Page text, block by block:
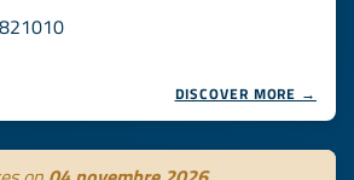
DISCOVER MORE →